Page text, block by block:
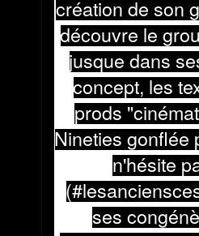
création de son
découvre le
jusque dans
concept, les
prods
Nineties gonflée
n'hésite
ses